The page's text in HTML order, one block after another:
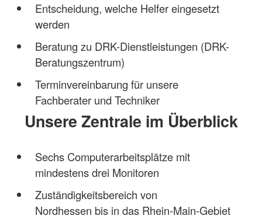
Entscheidung, welche Helfer eingesetzt
werden
Beratung zu DRK-Dienstleistungen (DRK-
Beratungszentrum)
Terminvereinbarung für unsere
Fachberater und Techniker
Unsere Zentrale im Überblick
Sechs Computerarbeitsplätze mit
mindestens drei Monitoren
Zuständigkeitsbereich von
Nordhessen bis in das Rhein-Main-Gebiet